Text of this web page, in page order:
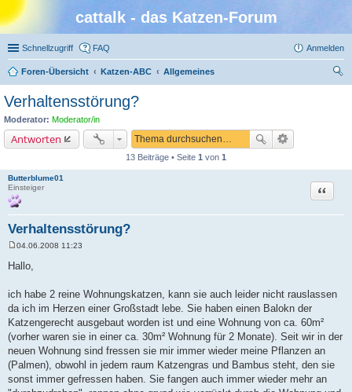
cattalk - das Katzen-Forum
Schnellzugriff FAQ Anmelden
Foren-Übersicht Katzen-ABC
Allgemeines
Verhaltensstörung?
Moderator: Moderator/in
Antworten
13 Beiträge • Seite 1 von 1
Butterblume01
Einsteiger
Verhaltensstörung?
Zitat
e
i
r
a
g
04.06.2008 11:23
Hallo,
ich habe 2 reine Wohnungskatzen, kann sie auch leider nicht rauslassen
da ich im Herzen einer Großstadt lebe. Sie haben einen Balokn der
Katzengerecht ausgebaut worden ist und eine Wohnung von ca. 60m²
(vorher waren sie in einer ca. 30m² Wohnung für 2 Monate). Seit wir in der
neuen Wohnung sind fressen sie mir immer wieder meine Pflanzen an
(Palmen), obwohl in jedem raum Katzengras und Bambus steht, den sie
sonst immer gefressen haben. Sie fangen auch immer wieder mehr an